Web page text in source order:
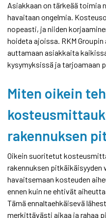
Asiakkaan on tärkeää toimia
havaitaan ongelmia.
nopeasti, ja niiden
hoideta ajoissa. RKM
auttamaan asiakkaita
kysymyksissä ja tarjoamaan
Miten oikein
rakennuksen
Oikein suoritetut
rakennuksen
havaitsemaan kosteuden
ennen kuin ne ehtivät
Tämä ennaltaehkäisevä
merkittävästi aikaa ja rahaa